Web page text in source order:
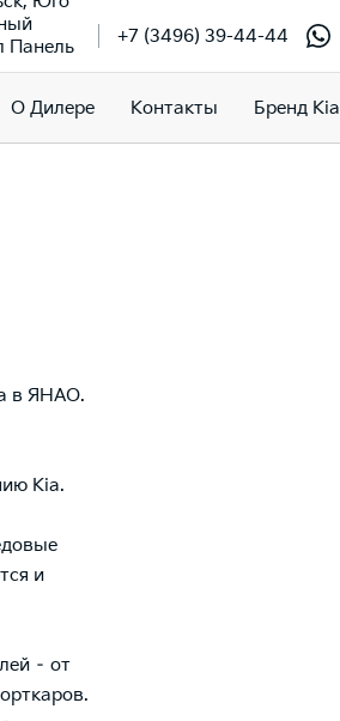
Панель
+7 (3496) 39-44-44
О Дилере Контакты Бренд Kia
в ЯНАО.
Kia.
и
– от